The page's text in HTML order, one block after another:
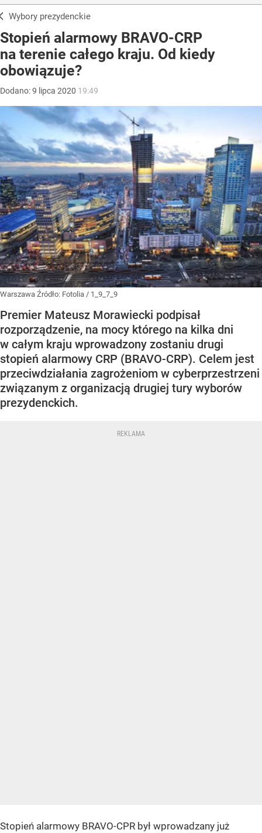
Wybory prezydenckie
Stopień alarmowy BRAVO-CRP
na terenie całego kraju. Od kiedy
obowiązuje?
Dodano:9 lipca 2020 19:49
Warszawa Źródło: Fotolia / 1_9_7_9
Premier Mateusz Morawiecki podpisał
rozporządzenie, na mocy którego na kilka dni
w całym kraju wprowadzony zostaniu drugi
stopień alarmowy CRP (BRAVO-CRP). Celem jest
przeciwdziałania zagrożeniom w cyberprzestrzeni
związanym z organizacją drugiej tury wyborów
prezydenckich.
Stopień alarmowy BRAVO-CPR był wprowadzany już